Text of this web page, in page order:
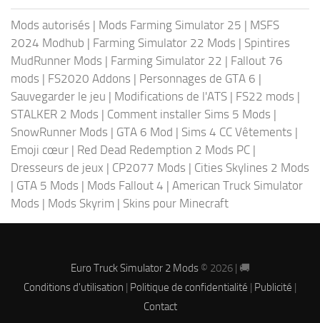
Mods autorisés | Mods Farming Simulator 25 | MSFS
2024 Modhub | Farming Simulator 22 Mods | Spintires
MudRunner Mods | Farming Simulator 22 | Fallout 76
mods | FS2020 Addons | Personnages de GTA 6 |
Sauvegarder le jeu | Modifications de l'ATS | FS22 mods |
STALKER 2 Mods | Comment installer Sims 5 Mods |
SnowRunner Mods | GTA 6 Mod | Sims 4 CC Vêtements |
Emoji cœur | Red Dead Redemption 2 Mods PC |
Dresseurs de jeux | CP2077 Mods | Cities Skylines 2 Mods
| GTA 5 Mods | Mods Fallout 4 | American Truck Simulator
Mods | Mods Skyrim | Skins pour Minecraft
Euro Truck Simulator 2 Mods© 2026 | 🚚
Conditions d'utilisation | Politique de confidentialité | Publicité |
Contact